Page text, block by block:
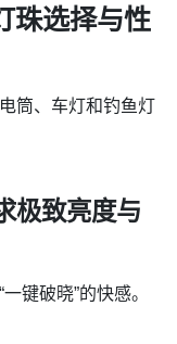
珠选择与性
筒、车灯和钓鱼灯
极致亮度与
键破晓”的快感。